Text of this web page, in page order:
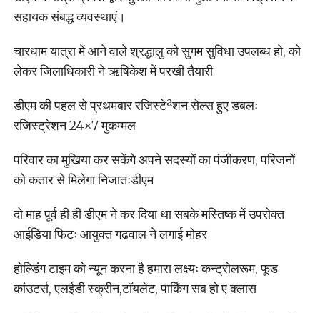
सहायक संबद्ध व्यवस्थाएं।
चारधाम यात्रा में आने वाले श्रद्धालु को सुगम सुविधा उपलब्ध हो, को
लेकर जिलाधिकारी ने ऋषिकेश में परखी तैयारी
डीएम की पहल से प्रथमबार रजिस्टेªशन सेल्स हुए डबलः
रजिस्ट्रेशन 24×7 मुकम्मल
परिवार का मुखिया कर सकेंगे अपने सदस्यों का पंजीकरण, परिजनों
को कतार से मिलेगा निजातःडीएम
दो माह पूर्व ही ही डीएम ने कर दिया था सबके मस्तिष्क में उपरोक्त
आईडिया फिटः आयुक्त गढवाल ने लगाई मोहर
होल्डिंग टाइम को न्यून करना है हमारा लक्ष्यः कन्ट्रोलरूम, फूड
कांउटर्स, एलईडी स्क्रीन,टॉयलेट, पार्किंग सब हो ए क्लास